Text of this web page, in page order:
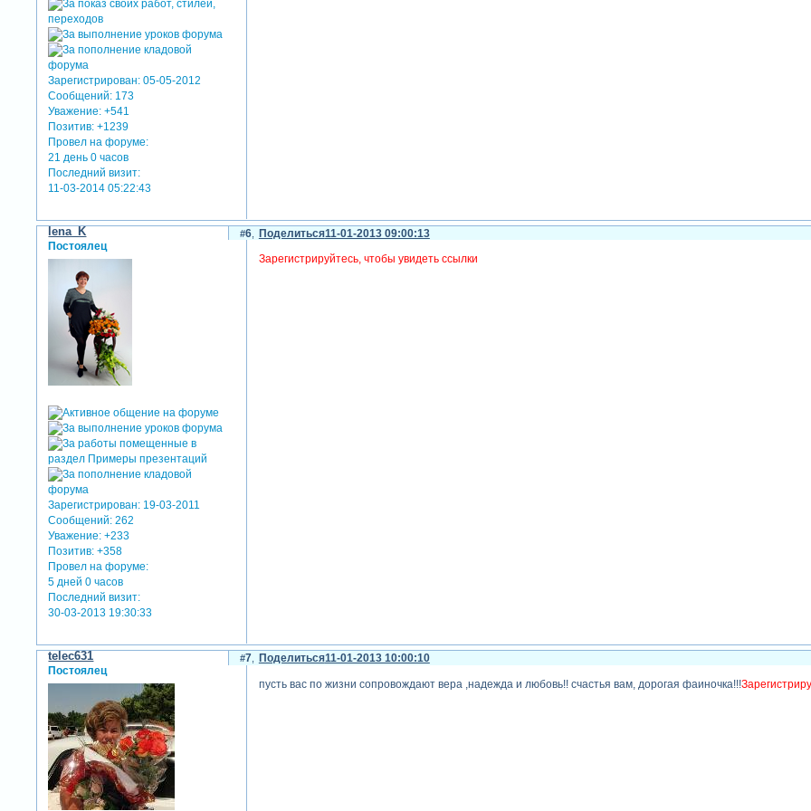
Зарегистрирован: 05-05-2012
Сообщений: 173
Уважение: +541
Позитив: +1239
Провел на форуме:
21 день 0 часов
Последний визит:
11-03-2014 05:22:43
Поделиться
6 11-01-2013 09:00:13
lena_K
Постоялец
Зарегистрирован: 19-03-2011
Сообщений: 262
Уважение: +233
Позитив: +358
Провел на форуме:
5 дней 0 часов
Последний визит:
30-03-2013 19:30:33
Зарегистрируйтесь, чтобы увидеть ссылки
Поделиться
7 11-01-2013 10:00:10
telec631
Постоялец
пусть вас по жизни сопровождают вера ,надежда и любовь!! счастья вам, дорогая фаиночка!!!